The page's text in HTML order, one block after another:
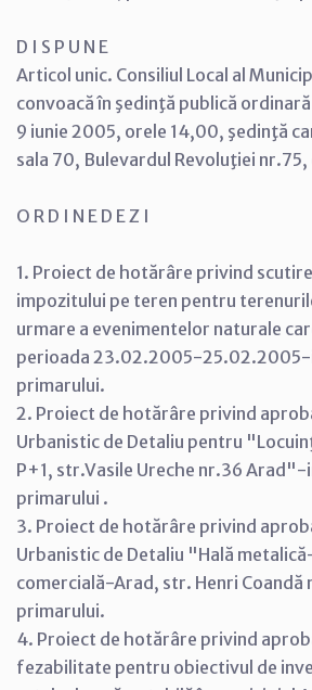
D I S P U N E
Articol unic. Consiliul Local al
convoacă în şedinţă publică
9 iunie 2005, orele 14,00, şedinţă
sala 70, Bulevardul Revoluţiei
O R D I N E D E Z I
1. Proiect de hotărâre privind
impozitului pe teren pentru
urmare a evenimentelor naturale
perioada 23.02.2005-
primarului.
2. Proiect de hotărâre privind
Urbanistic de Detaliu pentru
P+1, str.Vasile Ureche nr.36
primarului .
3. Proiect de hotărâre privind
Urbanistic de Detaliu "Hală
comercială-Arad, str. Henri
primarului.
4. Proiect de hotărâre privind
fezabilitate pentru obiectivul de